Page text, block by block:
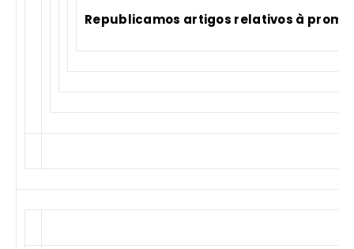
Republicamos artigos relativos à